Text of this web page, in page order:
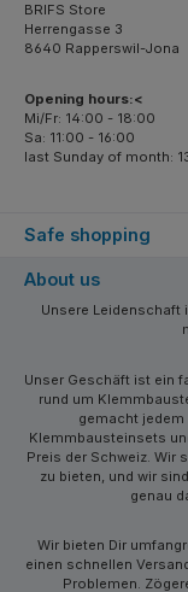
Safe shopping
BRIFS Store
Herrengasse 3
8640 Rapperswil-Jona
Opening hours:<
Mi/Fr: 14:00 - 18:00
Sa: 11:00 - 16:00
last Sunday of month:
About us
Unsere Leidenschaft
Unser Geschäft ist ein
rund um
gemacht
Klemmbausteinsets
Preis der Schweiz. Wir
zu bieten, und wir
genau
Wir bieten Dir
einen schnellen
Problemen.